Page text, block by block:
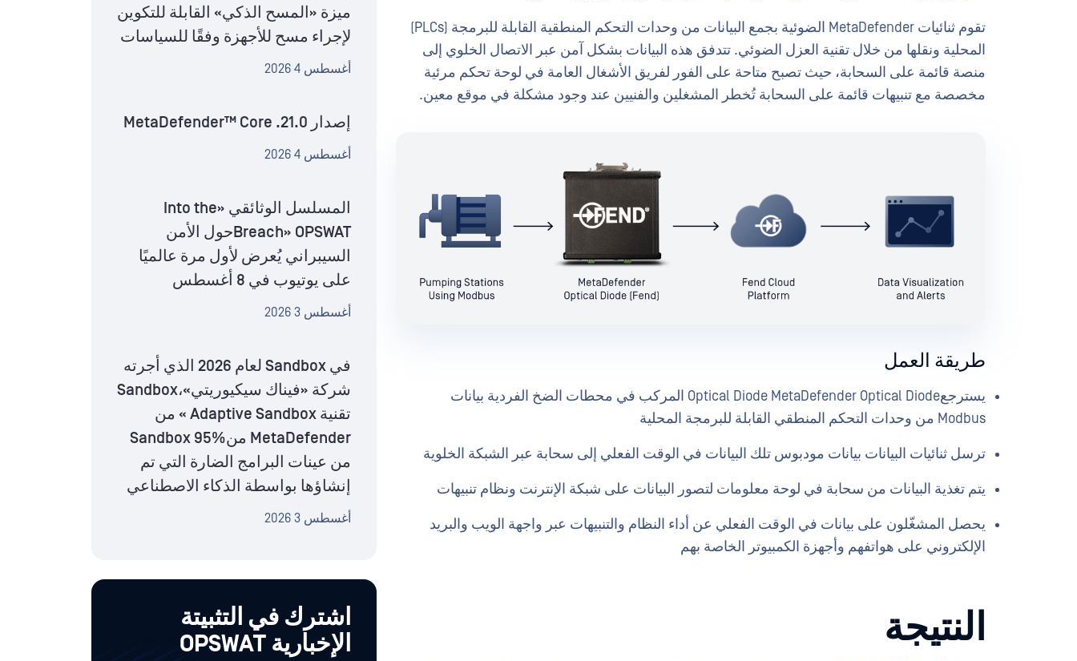
تقوم ثنائيات MetaDefender الضوئية بجمع البيانات من وحدات التحكم المنطقية القابلة للبرمجة (PLCs)
المحلية ونقلها من خلال تقنية العزل الضوئي. تتدفق هذه البيانات بشكل آمن عبر الاتصال الخلوي إلى
منصة قائمة على السحابة، حيث تصبح متاحة على الفور لفريق الأشغال العامة في لوحة تحكم مرئية
مخصصة مع تنبيهات قائمة على السحابة تُخطر المشغلين والفنيين عند وجود مشكلة في موقع معين.
طريقة العمل
يسترجعOptical Diode MetaDefender Optical Diode المركب في محطات الضخ الفردية بيانات
Modbus من وحدات التحكم المنطقي القابلة للبرمجة المحلية
ترسل ثنائيات البيانات بيانات مودبوس تلك البيانات في الوقت الفعلي إلى سحابة عبر الشبكة الخلوية
يتم تغذية البيانات من سحابة في لوحة معلومات لتصور البيانات على شبكة الإنترنت ونظام تنبيهات
يحصل المشغّلون على بيانات في الوقت الفعلي عن أداء النظام والتنبيهات عبر واجهة الويب والبريد
الإلكتروني على هواتفهم وأجهزة الكمبيوتر الخاصة بهم
النتيجة
ميزة «المسح الذكي» القابلة للتكوين
لإجراء مسح للأجهزة وفقًا للسياسات
أغسطس 4 2026
إصدار MetaDefender™ Core .21.0
أغسطس 4 2026
المسلسل الوثائقي «Into the
Breach» OPSWATحول الأمن
السيبراني يُعرض لأول مرة عالميًا
على يوتيوب في 8 أغسطس
أغسطس 3 2026
في Sandbox لعام 2026 الذي أجرته
شركة «فيناك سيكيوريتي»،Sandbox
تقنية Adaptive Sandbox » من
MetaDefender منSandbox 95%
من عينات البرامج الضارة التي تم
إنشاؤها بواسطة الذكاء الاصطناعي
أغسطس 3 2026
اشترك في التثبيتة
الإخبارية OPSWAT